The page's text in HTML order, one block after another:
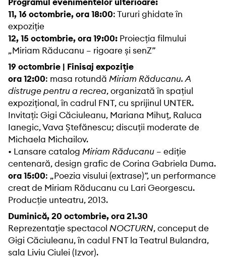
11, 16 octombrie, ora 18:00: Tururi ghidate în
expoziție
12, 15 octombrie, ora 19:00: Proiecția filmului
„Miriam Răducanu – rigoare și senZ”
19 octombrie | Finisaj expoziție
ora 12:00: masa rotundă Miriam Răducanu. A
distruge pentru a recrea, organizată în spațiul
expozițional, în cadrul FNT, cu sprijinul UNTER.
Invitați: Gigi Căciuleanu, Mariana Mihuț, Raluca
Ianegic, Vava Ștefănescu; discuții moderate de
Michaela Michailov.
• Lansare catalog Miriam Răducanu – ediție
centenară, design grafic de Corina Gabriela Duma.
ora 15:00: „Poezia visului (extrase)”, un performance
creat de Miriam Răducanu cu Lari Georgescu.
Producție unteatru, 2013.
Duminică, 20 octombrie, ora 21.30
Reprezentație spectacol NOCTURN, conceput de
Gigi Căciuleanu, în cadul FNT la Teatrul Bulandra,
sala Liviu Ciulei (Izvor).